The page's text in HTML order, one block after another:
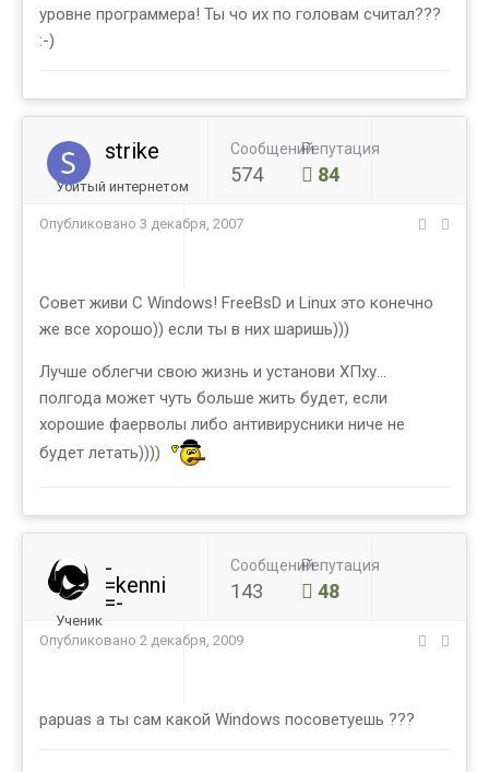
уровне программера! Ты чо их по головам считал???
:-)
strike
Убитый интернетом
Сообщений
574
Репутация
84
Опубликовано 3 декабря, 2007
Совет живи С Windows! FreeBsD и Linux это конечно
же все хорошо)) если ты в них шаришь)))
Лучше облегчи свою жизнь и установи ХПху...
полгода может чуть больше жить будет, если
хорошие фаерволы либо антивирусники ниче не
будет летать))))
-
=kenni
=-
Ученик
Сообщений
143
Репутация
48
Опубликовано 2 декабря, 2009
papuas а ты сам какой Windows посоветуешь ???